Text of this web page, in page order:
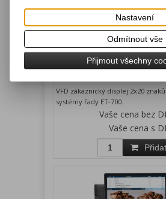
715, ET-715II ET-715III,
755AII, ET-756
EUROTOUCH
Záruka (měsíců):24
VFD zákaznický displej 2x20
systémy řady ET-700.
Vaše cena bez
Vaše cena s
Nastavení
Odmítnout vše
Přijmout všechny